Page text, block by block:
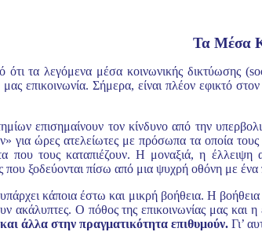
Τα Μέσα
ότι τα λεγόμενα μέσα κοινωνικής δικτύωσης
επικοινωνία. Σήμερα, είναι πλέον εφικτό
επισημαίνουν τον κίνδυνο από την
για ώρες ατελείωτες με πρόσωπα τα οποία
που τους καταπιέζουν. Η μοναξιά, η έλλειψη
που ξοδεύονται πίσω από μια ψυχρή οθόνη με ένα
κάποια έστω και μικρή βοήθεια. Η
ακάλυπτες. Ο πόθος της επικοινωνίας μας και
άλλα στην πραγματικότητα επιθυμούν. Γι’